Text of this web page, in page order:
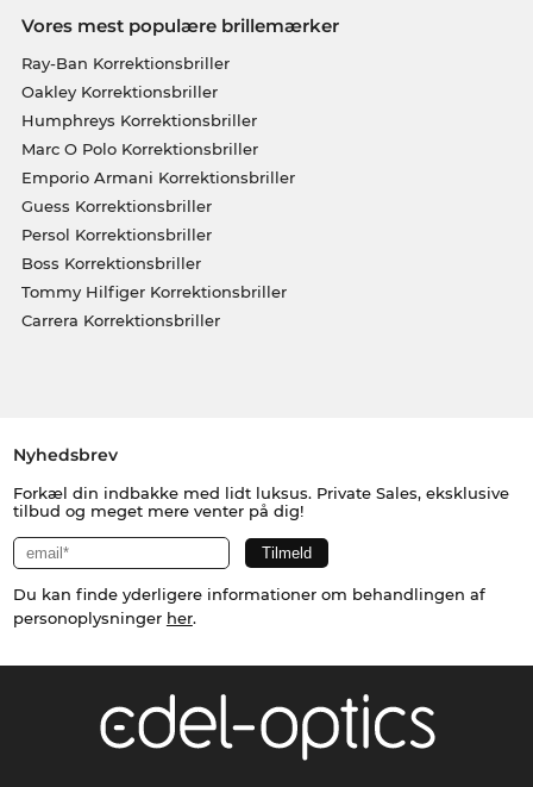
Vores mest populære brillemærker
Ray-Ban Korrektionsbriller
Oakley Korrektionsbriller
Humphreys Korrektionsbriller
Marc O Polo Korrektionsbriller
Emporio Armani Korrektionsbriller
Guess Korrektionsbriller
Persol Korrektionsbriller
Boss Korrektionsbriller
Tommy Hilfiger Korrektionsbriller
Carrera Korrektionsbriller
Nyhedsbrev
Forkæl din indbakke med lidt luksus. Private Sales, eksklusive
tilbud og meget mere venter på dig!
Du kan finde yderligere informationer om behandlingen af
personoplysninger her.